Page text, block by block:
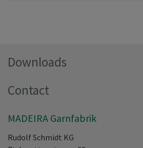
Downloads
Contact
MADEIRA Garnfabrik
Rudolf Schmidt KG